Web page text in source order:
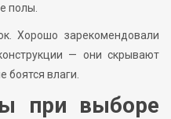
полы.
Хорошо зарекомендовали
— они скрывают
боятся влаги.
при выборе